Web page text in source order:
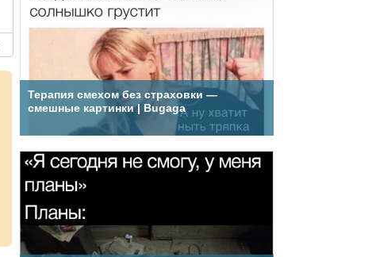
Терапия смехом без страховки —
смешные картинки | Bugaga